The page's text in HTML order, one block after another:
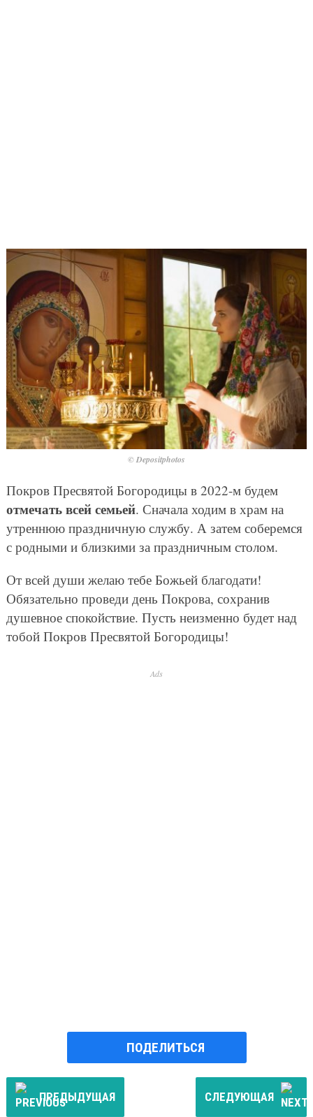
© Depositphotos
Покров Пресвятой Богородицы в 2022-м будем
отмечать всей семьей. Сначала ходим в храм на
утреннюю праздничную службу. А затем соберемся
с родными и близкими за праздничным столом.
От всей души желаю тебе Божьей благодати!
Обязательно проведи день Покрова, сохранив
душевное спокойствие. Пусть неизменно будет над
тобой Покров Пресвятой Богородицы!
Ads
ПОДЕЛИТЬСЯ
ПРЕДЫДУЩАЯ СЛЕДУЮЩАЯ